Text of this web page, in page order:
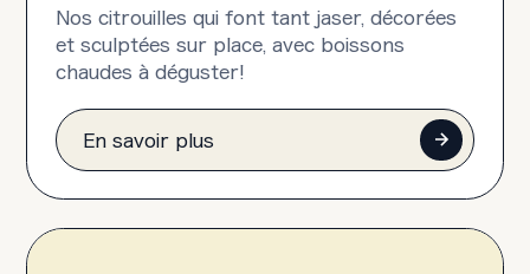
Nos citrouilles qui font tant jaser, décorées
et sculptées sur place, avec boissons
chaudes à déguster!
En savoir plus